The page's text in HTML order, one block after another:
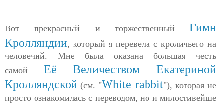
Вот прекрасный и торжественный Гимн
Кролляндии, который я перевела с кроличьего на
человечий. Мне была оказана большая честь
самой Её Величеством Екатериной
Кролляндской (см. "White rabbit"), которая не
просто ознакомилась с переводом, но и милостивейше